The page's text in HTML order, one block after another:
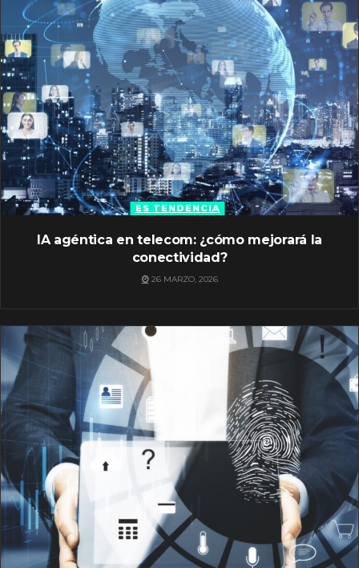
ES TENDENCIA
IA agéntica en telecom: ¿cómo mejorará la
conectividad?
26 MARZO, 2026